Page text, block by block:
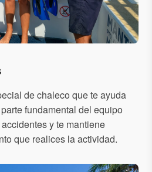
de chaleco que te ayuda
fundamental del equipo
y te mantiene
que realices la actividad.